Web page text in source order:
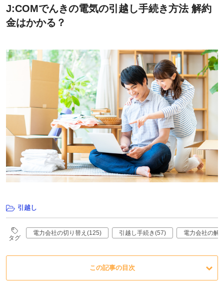
J:COMでんきの電気の引越し手続き方法 解約
金はかかる？
引越し
タグ
電力会社の切り替え(125) 引越し手続き(57) 電力会社の解
この記事の目次